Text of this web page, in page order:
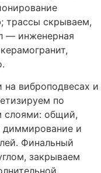
трассы скрываем,
— инженерная
виброподвесах и
по
слоями: общий,
диммирование и
Финальный
закрываем